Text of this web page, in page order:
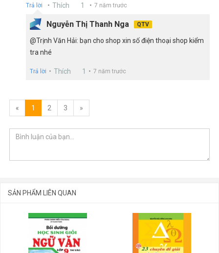
Trả lời Thích 1 7 năm trước
Nguyễn Thị Thanh Nga QTV
@Trịnh Văn Hải: bạn cho shop xin số điện thoại shop kiểm
tra nhé
Trả lời Thích 1 7 năm trước
« 1 2 3 »
SẢN PHẨM LIÊN QUAN